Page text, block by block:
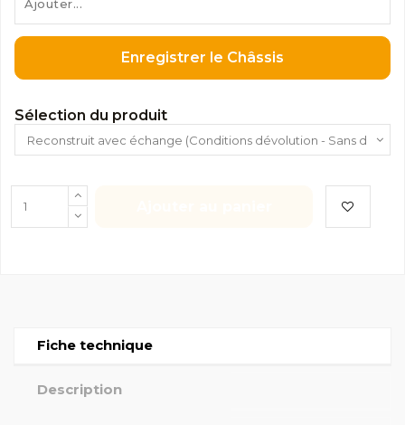
Enregistrer le Châssis
Sélection du produit
Fiche technique
Description